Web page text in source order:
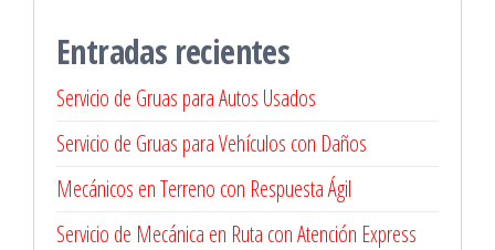
Entradas recientes
Servicio de Gruas para Autos Usados
Servicio de Gruas para Vehículos con Daños
Mecánicos en Terreno con Respuesta Ágil
Servicio de Mecánica en Ruta con Atención Express